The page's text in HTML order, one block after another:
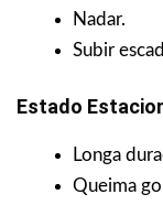
Nadar.
Subir
Estado
Longa
Queima